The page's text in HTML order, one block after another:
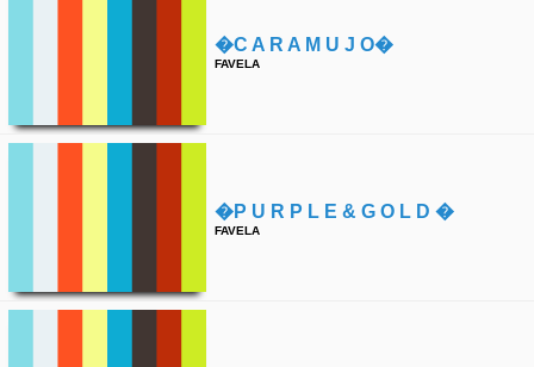
�c A R A M U J O�
FAVELA
�p U R P L E & G O L D �
FAVELA